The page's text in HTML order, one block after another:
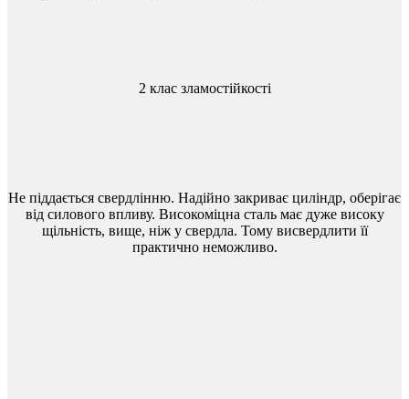
2 клас зламостійкості
Не піддається свердлінню. Надійно закриває циліндр, оберігає
від силового впливу. Високоміцна сталь має дуже високу
щільність, вище, ніж у свердла. Тому висвердлити її
практично неможливо.